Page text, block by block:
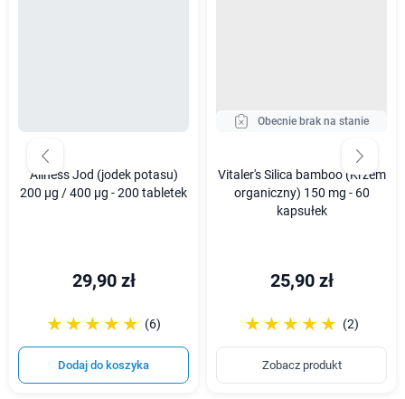
Aliness Jod (jodek potasu)
200 µg / 400 µg - 200 tabletek
29,90 zł
☆☆☆☆☆
★★★★★ (6)
Dodaj do koszyka
Obecnie brak na stanie
Vitaler's Silica bamboo (Krzem
organiczny) 150 mg - 60
kapsułek
25,90 zł
☆☆☆☆☆
★★★★★ (2)
Zobacz produkt